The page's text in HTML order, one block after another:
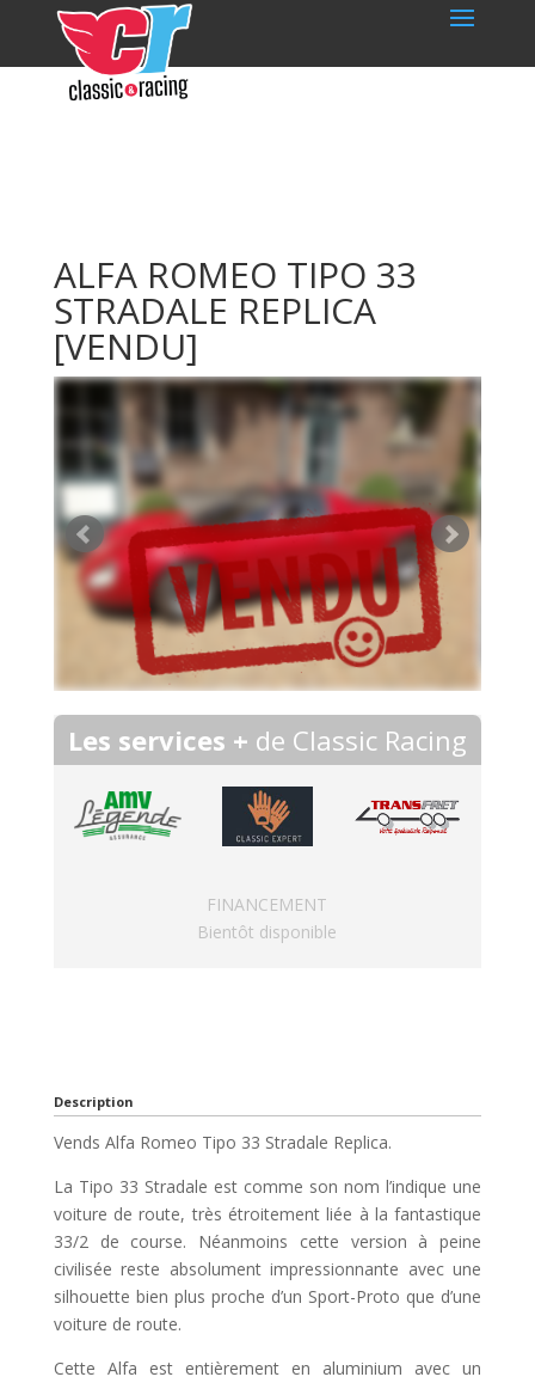
ALFA ROMEO TIPO 33
STRADALE REPLICA
[VENDU]
Les services + de Classic Racing
FINANCEMENT
Bientôt disponible
Description
Vends Alfa Romeo Tipo 33 Stradale Replica.
La Tipo 33 Stradale est comme son nom l’indique une
voiture de route, très étroitement liée à la fantastique
33/2 de course. Néanmoins cette version à peine
civilisée reste absolument impressionnante avec une
silhouette bien plus proche d’un Sport-Proto que d’une
voiture de route.
Cette Alfa est entièrement en aluminium avec un